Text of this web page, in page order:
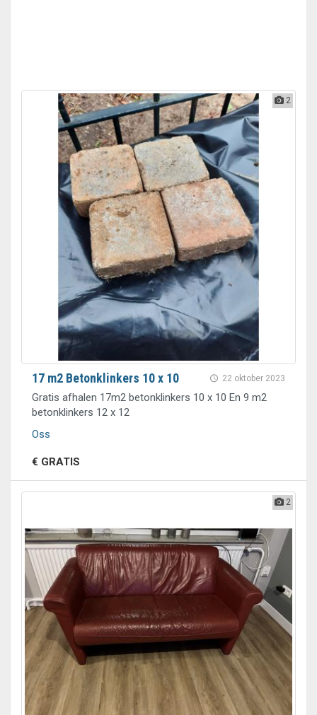
2
22 oktober 2023
17 m2 Betonklinkers 10 x 10
Gratis afhalen 17m2 betonklinkers 10 x 10 En 9 m2
betonklinkers 12 x 12
Oss
€ GRATIS
2